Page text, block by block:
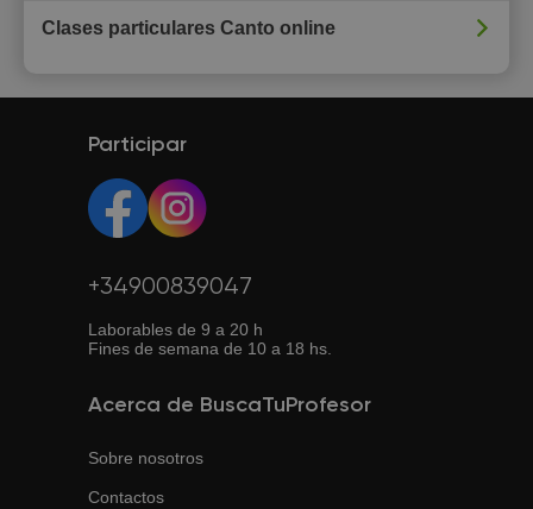
Clases particulares Canto online
Participar
+34900839047
Laborables de 9 a 20 h
Fines de semana de 10 a 18 hs.
Acerca de BuscaTuProfesor
Sobre nosotros
Contactos